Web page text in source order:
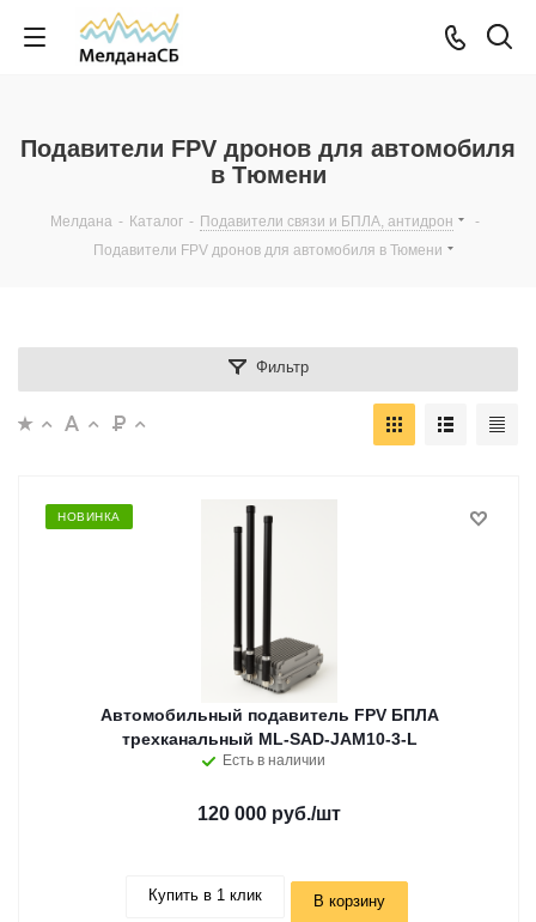
Подавители FPV дронов для автомобиля
в Тюмени
Мелдана - Каталог - Подавители связи и БПЛА, антидрон
-
Подавители FPV дронов для автомобиля в Тюмени
Фильтр
НОВИНКА
Автомобильный подавитель FPV БПЛА
трехканальный ML-SAD-JAM10-3-L
Есть в наличии
120 000 руб./шт
Купить в 1 клик В корзину